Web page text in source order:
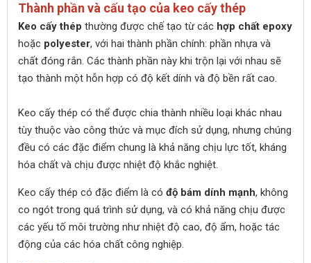
Thành phần và cấu tạo của keo cấy thép
Keo cấy thép thường được chế tạo từ các hợp chất epoxy
hoặc polyester, với hai thành phần chính: phần nhựa và
chất đóng rắn. Các thành phần này khi trộn lại với nhau sẽ
tạo thành một hỗn hợp có độ kết dính và độ bền rất cao.
Keo cấy thép có thể được chia thành nhiều loại khác nhau
tùy thuộc vào công thức và mục đích sử dụng, nhưng chúng
đều có các đặc điểm chung là khả năng chịu lực tốt, kháng
hóa chất và chịu được nhiệt độ khắc nghiệt.
Keo cấy thép có đặc điểm là có độ bám dính mạnh, không
co ngót trong quá trình sử dụng, và có khả năng chịu được
các yếu tố môi trường như nhiệt độ cao, độ ẩm, hoặc tác
động của các hóa chất công nghiệp.